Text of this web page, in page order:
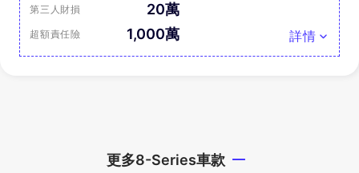
第三人財損 20萬
超額責任險 1,000萬 詳情
更多8-Series車款